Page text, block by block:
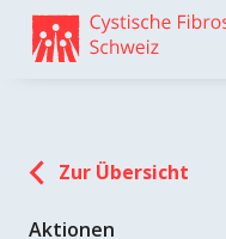
Weiter
zum
skip
Zur Übersicht
Aktionen